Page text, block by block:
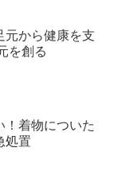
元から健康を支
を創る
！着物についた
処置